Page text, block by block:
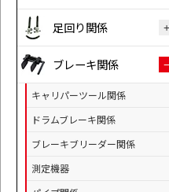
足回り関係
ブレーキ関係
キャリパーツール関係
ドラムブレーキ関係
ブレーキブリーダー関係
測定機器